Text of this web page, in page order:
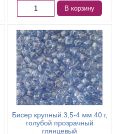
В корзину
Бисер крупный 3,5-4 мм 40 г,
голубой прозрачный
глянцевый